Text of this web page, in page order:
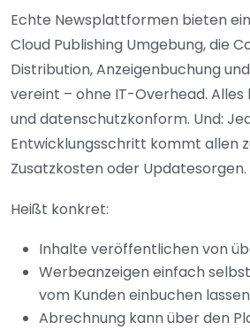
Echte Newsplattformen bieten
Cloud Publishing Umgebung, die
Distribution, Anzeigenbuchung
vereint – ohne IT-Overhead.
und datenschutzkonform. Und:
Entwicklungsschritt kommt allen
Zusatzkosten oder Updatesorgen.
Heißt konkret:
Inhalte veröffentlichen von
Werbeanzeigen einfach
vom Kunden einbuchen lassen
Abrechnung kann über den